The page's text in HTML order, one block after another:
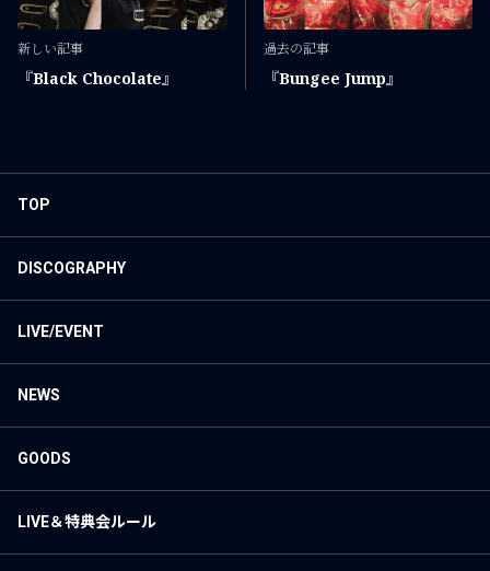
新しい記事
『Black Chocolate』
過去の記事
『Bungee Jump』
TOP
DISCOGRAPHY
LIVE/EVENT
NEWS
GOODS
LIVE＆特典会ルール